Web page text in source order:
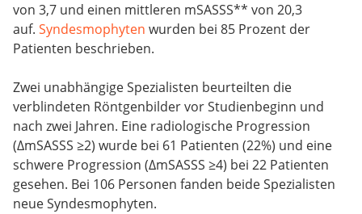
von 3,7 und einen mittleren mSASSS** von 20,3
auf. Syndesmophyten wurden bei 85 Prozent der
Patienten beschrieben.
Zwei unabhängige Spezialisten beurteilten die
verblindeten Röntgenbilder vor Studienbeginn und
nach zwei Jahren. Eine radiologische Progression
(ΔmSASSS ≥2) wurde bei 61 Patienten (22%) und eine
schwere Progression (ΔmSASSS ≥4) bei 22 Patienten
gesehen. Bei 106 Personen fanden beide Spezialisten
neue Syndesmophyten.